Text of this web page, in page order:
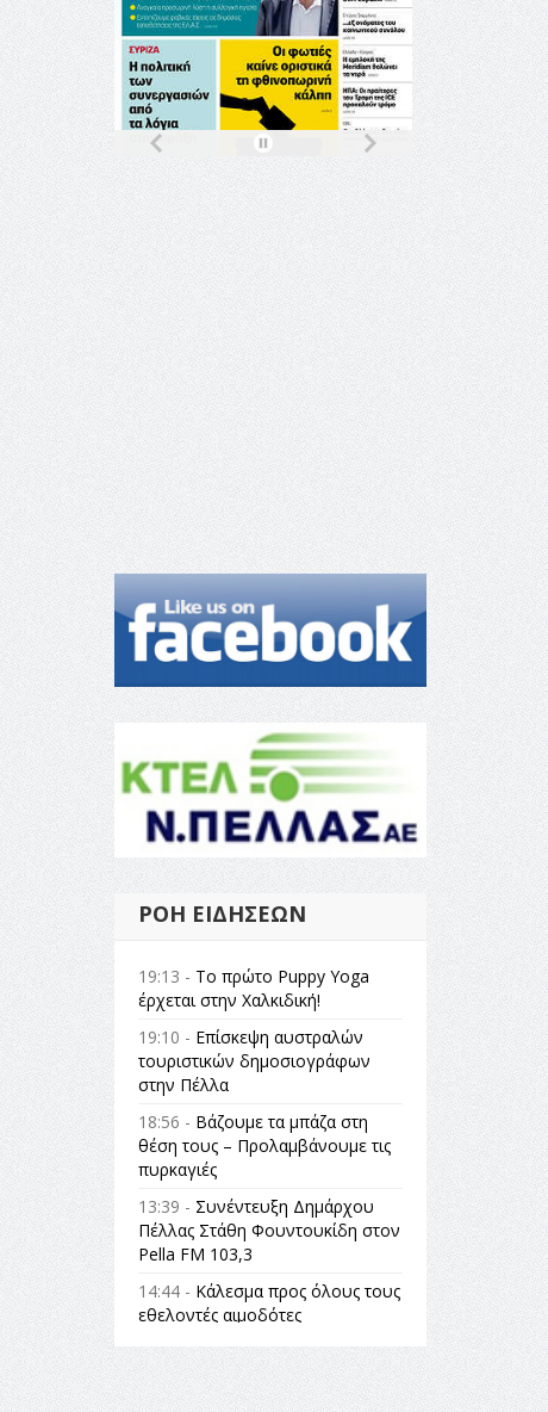
ΡΟΉ ΕΙΔΉΣΕΩΝ
19:13 - Το πρώτο Puppy Yoga
έρχεται στην Χαλκιδική!
19:10 - Επίσκεψη αυστραλών
τουριστικών δημοσιογράφων
στην Πέλλα
18:56 - Βάζουμε τα μπάζα στη
θέση τους – Προλαμβάνουμε τις
πυρκαγιές
13:39 - Συνέντευξη Δημάρχου
Πέλλας Στάθη Φουντουκίδη στον
Pella FM 103,3
14:44 - Κάλεσμα προς όλους τους
εθελοντές αιμοδότες
14:23 -Όλη η Ελλάδα ένας
πολιτισμός Μουσική
εγκατάσταση Πόλεμος και